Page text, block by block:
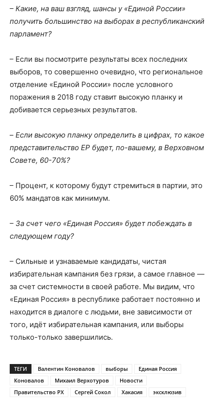
– Какие, на ваш взгляд, шансы у «Единой России»
получить большинство на выборах в республиканский
парламент?
– Если вы посмотрите результаты всех последних
выборов, то совершенно очевидно, что региональное
отделение «Единой России» после условного
поражения в 2018 году ставит высокую планку и
добивается серьезных результатов.
– Если высокую планку определить в цифрах, то какое
представительство ЕР будет, по-вашему, в Верховном
Совете, 60-70%?
– Процент, к которому будут стремиться в партии, это
60% мандатов как минимум.
– За счет чего «Единая Россия» будет побеждать в
следующем году?
– Сильные и узнаваемые кандидаты, чистая
избирательная кампания без грязи, а самое главное —
за счет системности в своей работе. Мы видим, что
«Единая Россия» в республике работает постоянно и
находится в диалоге с людьми, вне зависимости от
того, идёт избирательная кампания, или выборы
только-только завершились.
ТЕГИ Валентин Коновалов выборы
Единая Россия
Коновалов
Михаил Верхотуров
Новости
Правительство РХ
Сергей Сокол Хакасия эксклюзив